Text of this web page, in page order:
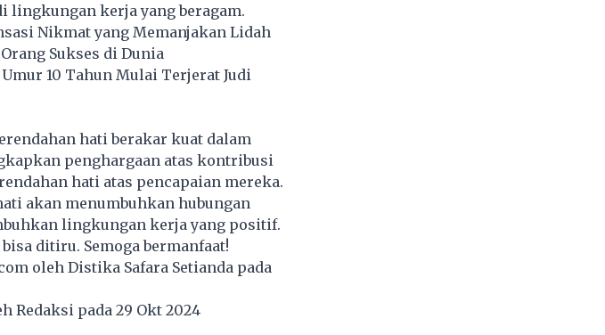
lingkungan kerja yang beragam.
Nikmat yang Memanjakan Lidah
Sukses di Dunia
10 Tahun Mulai Terjerat Judi
hati berakar kuat dalam
penghargaan atas kontribusi
hati atas pencapaian mereka.
akan menumbuhkan hubungan
lingkungan kerja yang positif.
ditiru. Semoga bermanfaat!
oleh Distika Safara Setianda pada
Redaksi pada 29 Okt 2024